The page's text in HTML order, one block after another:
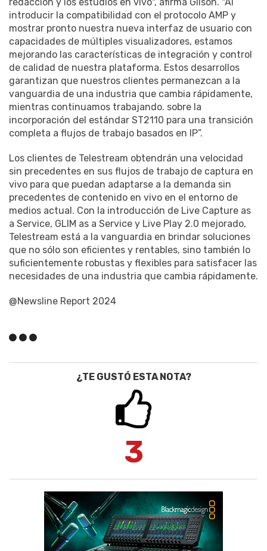
introducir la compatibilidad con el protocolo AMP y
mostrar pronto nuestra nueva interfaz de usuario con
capacidades de múltiples visualizadores, estamos
mejorando las características de integración y control
de calidad de nuestra plataforma. Estos desarrollos
garantizan que nuestros clientes permanezcan a la
vanguardia de una industria que cambia rápidamente,
mientras continuamos trabajando. sobre la
incorporación del estándar ST2110 para una transición
completa a flujos de trabajo basados ​​en IP”.
Los clientes de Telestream obtendrán una velocidad
sin precedentes en sus flujos de trabajo de captura en
vivo para que puedan adaptarse a la demanda sin
precedentes de contenido en vivo en el entorno de
medios actual. Con la introducción de Live Capture as
a Service, GLIM as a Service y Live Play 2.0 mejorado,
Telestream está a la vanguardia en brindar soluciones
que no sólo son eficientes y rentables, sino también lo
suficientemente robustas y flexibles para satisfacer las
necesidades de una industria que cambia rápidamente.
@Newsline Report 2024
¿TE GUSTÓ ESTA NOTA?
3